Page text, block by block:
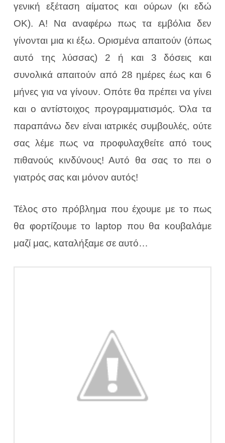
γενική εξέταση αίματος και ούρων (κι εδώ
ΟΚ). Α! Να αναφέρω πως τα εμβόλια δεν
γίνονται μια κι έξω. Ορισμένα απαιτούν (όπως
αυτό της λύσσας) 2 ή και 3 δόσεις και
συνολικά απαιτούν από 28 ημέρες έως και 6
μήνες για να γίνουν. Οπότε θα πρέπει να γίνει
και ο αντίστοιχος προγραμματισμός. Όλα τα
παραπάνω δεν είναι ιατρικές συμβουλές, ούτε
σας λέμε πως να προφυλαχθείτε από τους
πιθανούς κινδύνους! Αυτό θα σας το πει ο
γιατρός σας και μόνον αυτός!
Τέλος στο πρόβλημα που έχουμε με το πως
θα φορτίζουμε το laptop που θα κουβαλάμε
μαζί μας, καταλήξαμε σε αυτό…